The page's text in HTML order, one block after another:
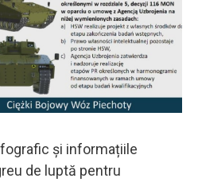
și informațiile
de luptă pentru